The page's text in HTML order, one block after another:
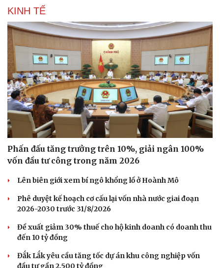
KINH TẾ
Phấn đấu tăng trưởng trên 10%, giải ngân 100%
vốn đầu tư công trong năm 2026
Lên biên giới xem bí ngô khổng lồ ở Hoành Mô
Phê duyệt kế hoạch cơ cấu lại vốn nhà nước giai đoạn
2026-2030 trước 31/8/2026
Đề xuất giảm 30% thuế cho hộ kinh doanh có doanh thu
đến 10 tỷ đồng
Đắk Lắk yêu cầu tăng tốc dự án khu công nghiệp vốn
đầu tư gần 2.500 tỷ đồng